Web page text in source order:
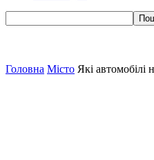
Головна Місто Які